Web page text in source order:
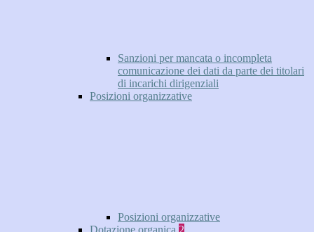
Sanzioni per mancata o incompleta
comunicazione dei dati da parte dei titolari
di incarichi dirigenziali
Posizioni organizzative
Posizioni organizzative